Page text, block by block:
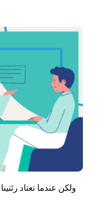
ولكن عندما تعتاد